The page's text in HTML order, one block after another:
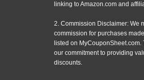
linking to Amazon.com and
2. Commission Disclaimer: We
commission for purchases
listed on MyCouponSheet.com.
our commitment to providing
discounts.